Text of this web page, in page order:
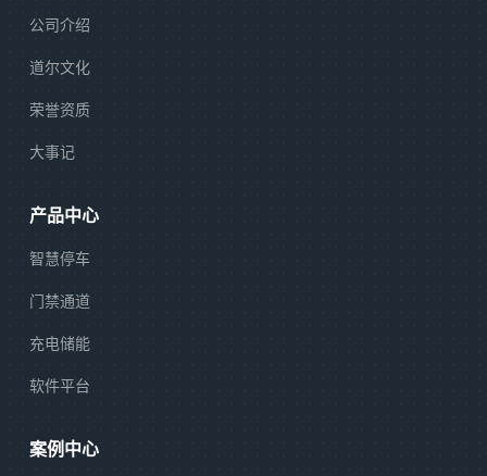
公司介绍
道尔文化
荣誉资质
大事记
产品中心
智慧停车
门禁通道
充电储能
软件平台
案例中心